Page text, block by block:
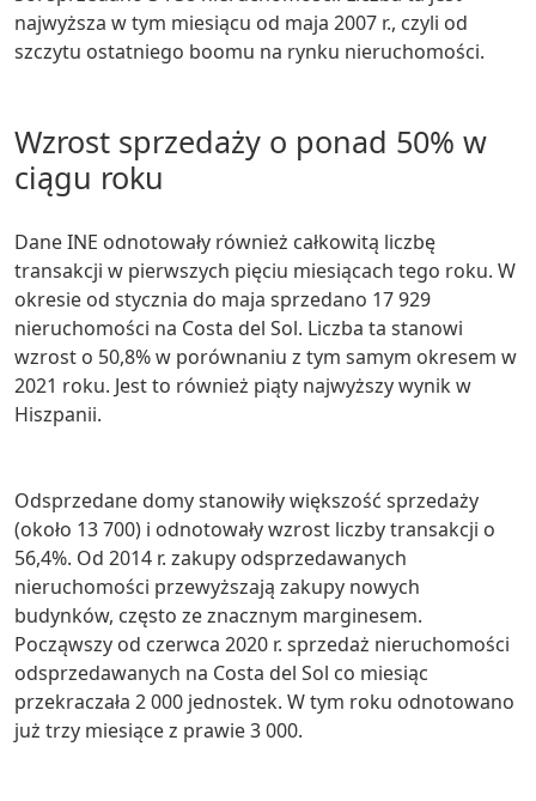
najwyższa w tym miesiącu od maja 2007 r., czyli od
szczytu ostatniego boomu na rynku nieruchomości.
Wzrost sprzedaży o ponad 50% w
ciągu roku
Dane INE odnotowały również całkowitą liczbę
transakcji w pierwszych pięciu miesiącach tego roku. W
okresie od stycznia do maja sprzedano 17 929
nieruchomości na Costa del Sol. Liczba ta stanowi
wzrost o 50,8% w porównaniu z tym samym okresem w
2021 roku. Jest to również piąty najwyższy wynik w
Hiszpanii.
Odsprzedane domy stanowiły większość sprzedaży
(około 13 700) i odnotowały wzrost liczby transakcji o
56,4%. Od 2014 r. zakupy odsprzedawanych
nieruchomości przewyższają zakupy nowych
budynków, często ze znacznym marginesem.
Począwszy od czerwca 2020 r. sprzedaż nieruchomości
odsprzedawanych na Costa del Sol co miesiąc
przekraczała 2 000 jednostek. W tym roku odnotowano
już trzy miesiące z prawie 3 000.